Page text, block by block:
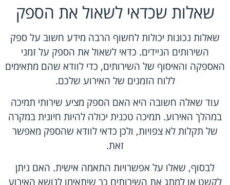
שאלות שכדאי לשאול את הספק
שאלות נכונות יכולות לחשוף הרבה מידע חשוב על ספק
השירותים הניידים. כדאי לשאול את הספק על זמני
האספקה והאיסוף של השירותים, כדי לוודא שהם מתאימים
ללוח הזמנים של האירוע שלכם.
עוד שאלה חשובה היא האם הספק מציע שירותי תמיכה
במהלך האירוע. תמיכה טכנית יכולה להיות חיונית במקרה
של תקלות לא צפויות, ולכן כדאי לוודא שהספק מאפשר
זאת.
לבסוף, שאלו על אפשרויות התאמה אישית. האם ניתן
לקשט או למתג את השירותים כך שיתאימו לנושא האירוע